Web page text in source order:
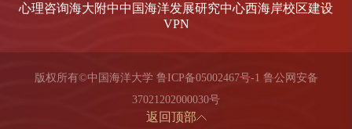
心理咨询海大附中中国海洋发展研究中心西海岸校区建设
VPN
版权所有©中国海洋大学 鲁ICP备05002467号-1 鲁公网安备
37021202000030号
返回顶部